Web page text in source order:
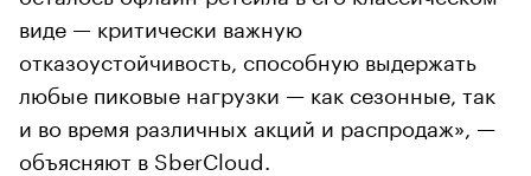
виде — критически важную
отказоустойчивость, способную выдержать
любые пиковые нагрузки — как сезонные, так
и во время различных акций и распродаж», —
объясняют в SberСloud.